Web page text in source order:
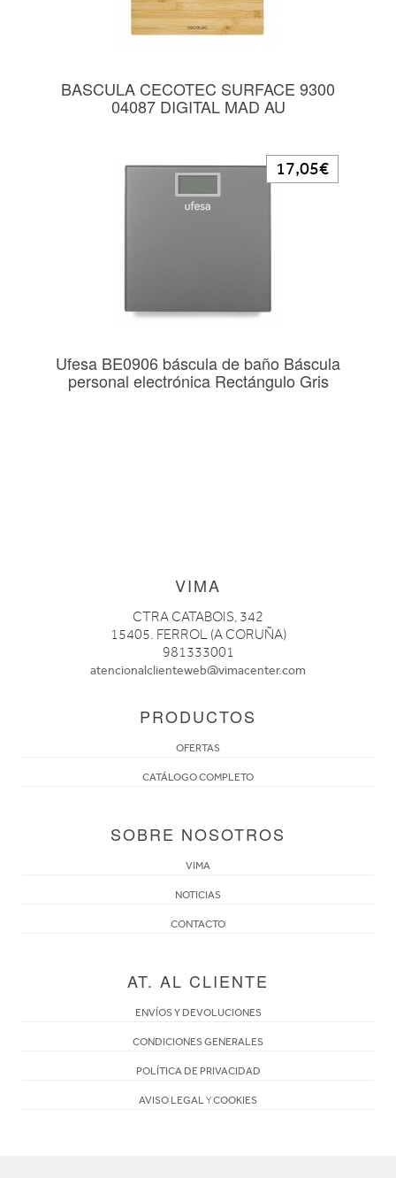
BASCULA CECOTEC SURFACE 9300
04087 DIGITAL MAD AU
Ufesa BE0906 báscula de baño Báscula
personal electrónica Rectángulo Gris
17,05€
VIMA
CTRA CATABOIS, 342
15405. FERROL (A CORUÑA)
981333001
atencionalclienteweb@vimacenter.com
PRODUCTOS
OFERTAS
CATÁLOGO COMPLETO
SOBRE NOSOTROS
VIMA
NOTICIAS
CONTACTO
AT. AL CLIENTE
ENVÍOS Y DEVOLUCIONES
CONDICIONES GENERALES
POLÍTICA DE PRIVACIDAD
AVISO LEGALYCOOKIES